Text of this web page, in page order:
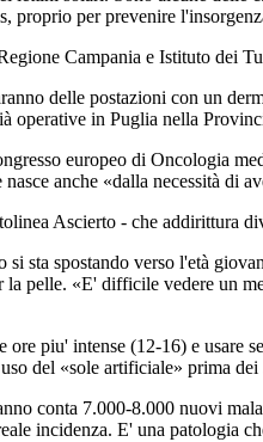
proprio per prevenire
Campania e Istituto dei
delle postazioni con un
operative in Puglia nella
europeo di Oncologia
anche «dalla necessità di
Ascierto - che addirittura
sta spostando verso l'età
pelle. «E' difficile vedere un
piu' intense (12-16) e usare
del «sole artificiale» prima
conta 7.000-8.000 nuovi
incidenza. E' una